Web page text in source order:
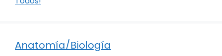
Anatomía/Biología